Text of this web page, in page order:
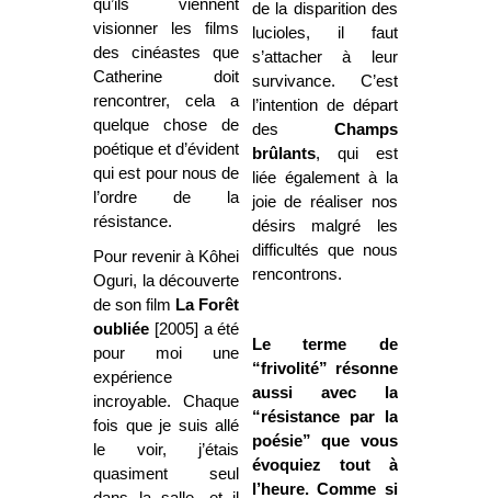
qu’ils viennent
visionner les films
des cinéastes que
Catherine doit
rencontrer, cela a
quelque chose de
poétique et d’évident
qui est pour nous de
l’ordre de la
résistance.
Pour revenir à Kôhei
Oguri, la découverte
de son film La Forêt
oubliée [2005] a été
pour moi une
expérience
incroyable. Chaque
fois que je suis allé
le voir, j’étais
quasiment seul
de la disparition des
lucioles, il faut
s’attacher à leur
survivance. C’est
l’intention de départ
des Champs
brûlants, qui est
liée également à la
joie de réaliser nos
désirs malgré les
difficultés que nous
rencontrons.
Le terme de
“frivolité” résonne
aussi avec la
“résistance par la
poésie” que vous
évoquiez tout à
l’heure. Comme si